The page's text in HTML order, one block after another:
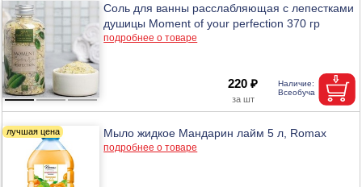
Соль для ванны расслабляющая с лепестками
душицы Moment of your perfection 370 гр
подробнее о товаре
220 ₽
Мыло жидкое Мандарин лайм 5 л, Romax
подробнее о товаре